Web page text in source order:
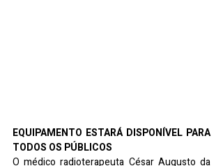
EQUIPAMENTO ESTARÁ DISPONÍVEL PARA
TODOS OS PÚBLICOS
O médico radioterapeuta César Augusto da